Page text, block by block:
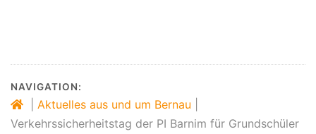
NAVIGATION:
Aktuelles aus und um Bernau
Verkehrssicherheitstag der PI Barnim für Grundschüler